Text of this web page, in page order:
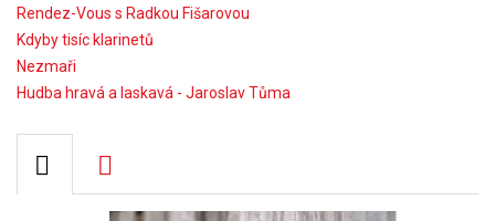
Rendez-Vous s Radkou Fišarovou
Kdyby tisíc klarinetů
Nezmaři
Hudba hravá a laskavá - Jaroslav Tůma